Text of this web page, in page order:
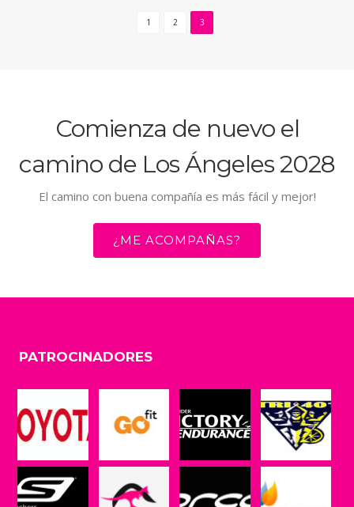
1 2 3
Comienza de nuevo el
camino de Los Ángeles 2028
El camino con buena compañía es más fácil y mejor!
¿ME ACOMPAÑAS?
PATROCINADORES